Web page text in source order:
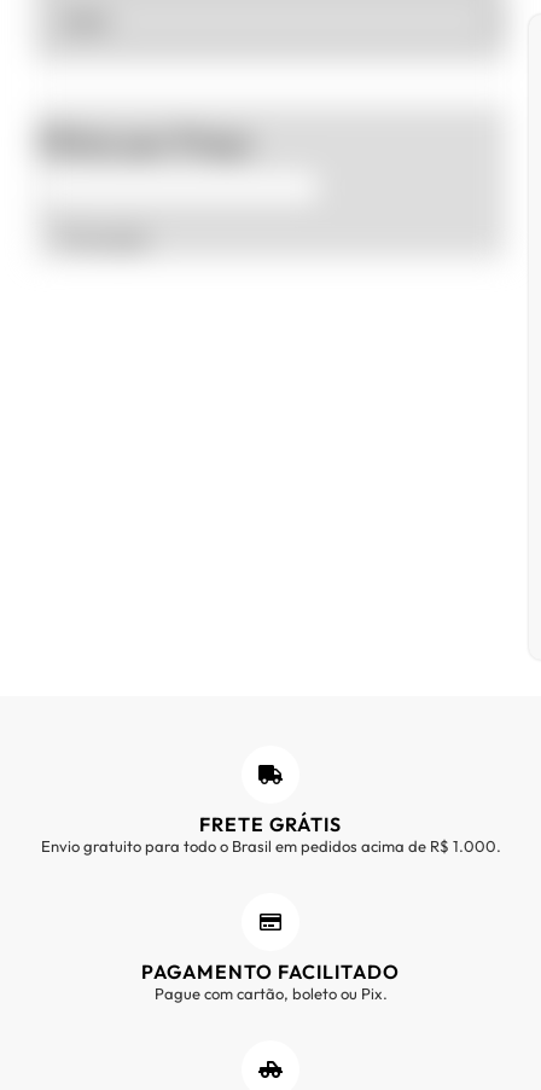
FRETE GRÁTIS
Envio gratuito para todo o Brasil em pedidos acima de R$ 1.000.
PAGAMENTO FACILITADO
Pague com cartão, boleto ou Pix.